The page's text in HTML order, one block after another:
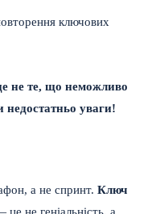
ключових
не те, що неможливо
недостатньо уваги!
а не спринт. Ключ